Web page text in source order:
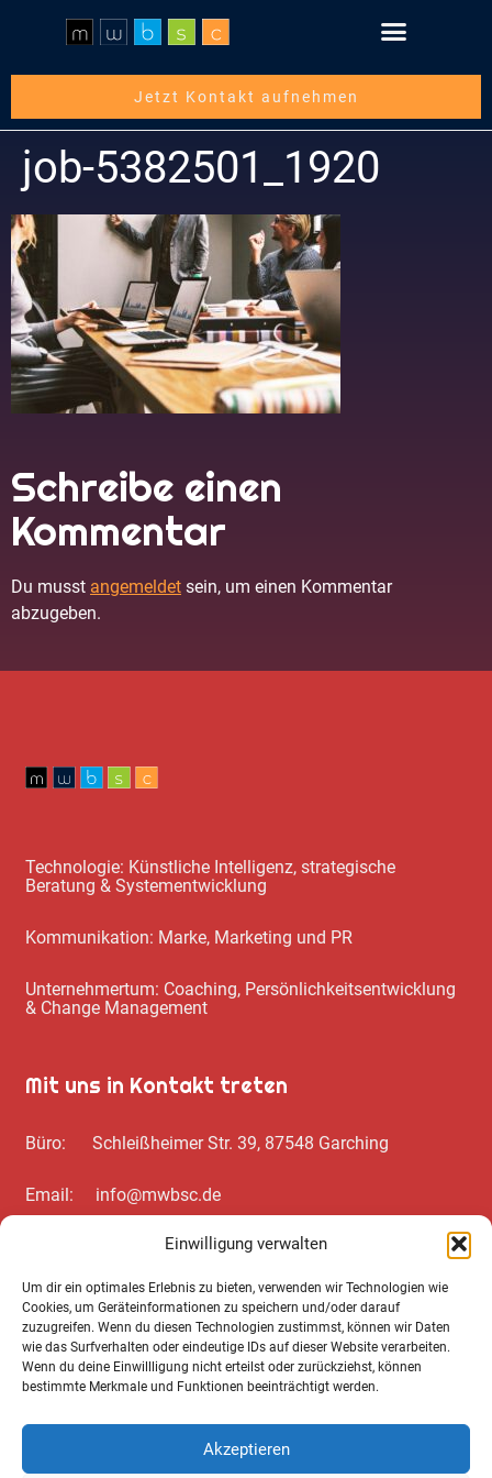
Einwilligung verwalten
Um dir ein optimales Erlebnis zu bieten, verwenden wir Technologien wie
Cookies, um Geräteinformationen zu speichern und/oder darauf
zuzugreifen. Wenn du diesen Technologien zustimmst, können wir Daten
wie das Surfverhalten oder eindeutige IDs auf dieser Website verarbeiten.
Wenn du deine Einwillligung nicht erteilst oder zurückziehst, können
bestimmte Merkmale und Funktionen beeinträchtigt werden.
Akzeptieren
Jetzt Kontakt aufnehmen
job-5382501_1920
Schreibe einen
Kommentar
Du musst angemeldet sein, um einen Kommentar
abzugeben.
Technologie: Künstliche Intelligenz, strategische
Beratung & Systementwicklung
Kommunikation: Marke, Marketing und PR
Unternehmertum: Coaching, Persönlichkeitsentwicklung
& Change Management
Mit uns in Kontakt treten
Büro: Schleißheimer Str. 39, 87548 Garching
Email: info@mwbsc.de
Telefon: +49 89 / 20 00 35 62
Wichtiges zum Schluss
Cookie Notice